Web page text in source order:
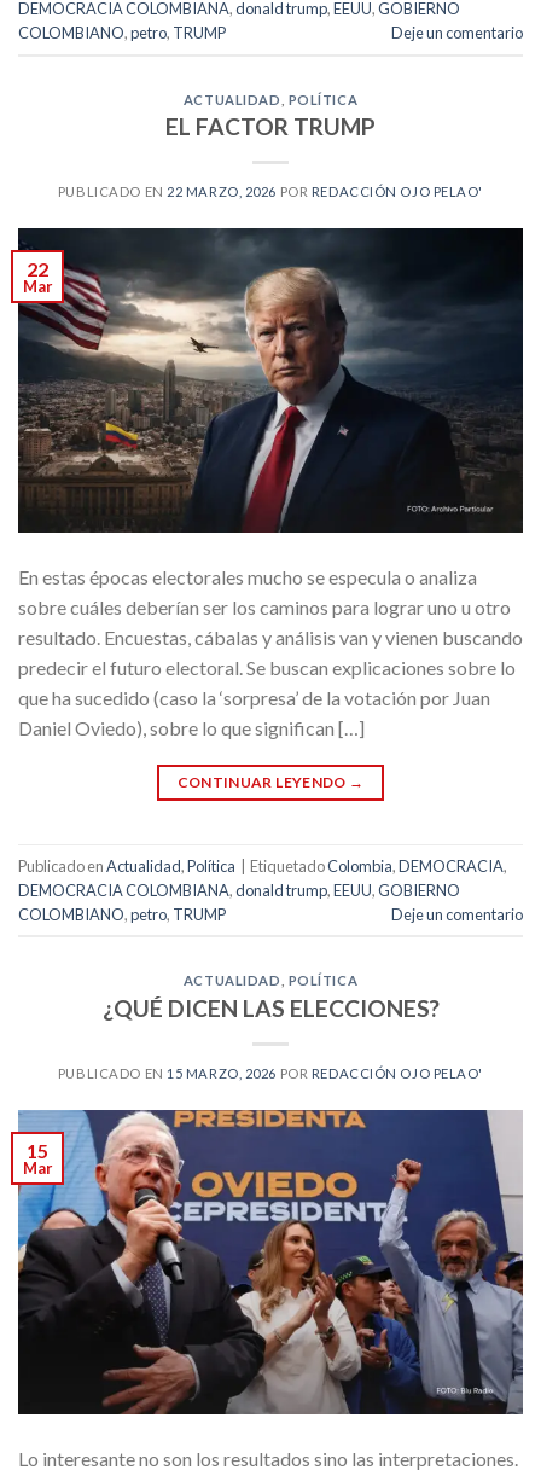
DEMOCRACIA COLOMBIANA,donald trump,EEUU,GOBIERNO
COLOMBIANO,petro, TRUMP Deje un comentario
ACTUALIDAD POLÍTICA
EL FACTOR TRUMP
PUBLICADO EN 22 MARZO, 2026 POR REDACCIÓN OJO PELAO'
22
Mar
En estas épocas electorales mucho se especula o analiza
sobre cuáles deberían ser los caminos para lograr uno u otro
resultado. Encuestas, cábalas y análisis van y vienen buscando
predecir el futuro electoral. Se buscan explicaciones sobre lo
que ha sucedido (caso la ‘sorpresa’ de la votación por Juan
Daniel Oviedo), sobre lo que significan […]
CONTINUAR LEYENDO →
Publicado enActualidad,Política EtiquetadoColombia,DEMOCRACIA,
DEMOCRACIA COLOMBIANA,donald trump,EEUU,GOBIERNO
COLOMBIANO,petro, TRUMP Deje un comentario
ACTUALIDAD POLÍTICA
¿QUÉ DICEN LAS ELECCIONES?
PUBLICADO EN 15 MARZO, 2026 POR REDACCIÓN OJO PELAO'
15
Mar
Lo interesante no son los resultados sino las interpretaciones.